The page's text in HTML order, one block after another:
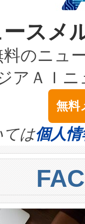
あります
ルかか
）であ
6,000万
は、フェ
な電力容
ます。こ
SLA）違
よるダウ
ンターが
a
for AI
battery
ai&のAI
試運転、
タを監視
により、
ディテー
検出
を搭載。
すること
では、
き、これ
ートルに
ターゲッ
距離は
ース
のニュ
アＡＩ
無料
ては個人